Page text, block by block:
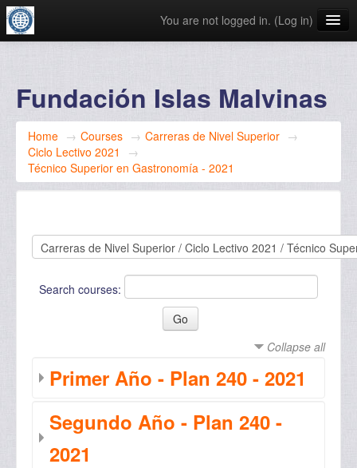
You are not logged in. (Log in)
Fundación Islas Malvinas
Home → Courses → Carreras de Nivel Superior →
Ciclo Lectivo 2021
→
Técnico Superior en Gastronomía - 2021
Search courses:
Collapse all
Primer Año - Plan 240 - 2021
Segundo Año - Plan 240 -
2021